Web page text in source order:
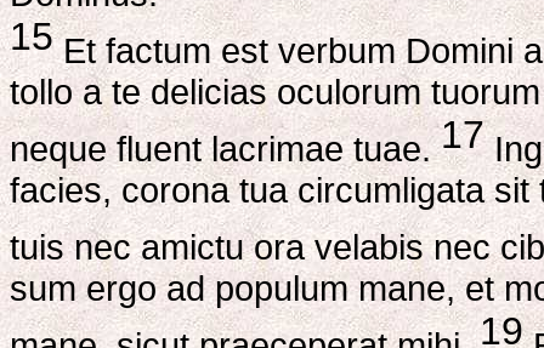
15Et factum est verbum Domini
tollo a te delicias oculorum
neque fluent lacrimae tuae.17
facies, corona tua circumligata
tuis nec amictu ora velabis nec
sum ergo ad populum mane, et
19